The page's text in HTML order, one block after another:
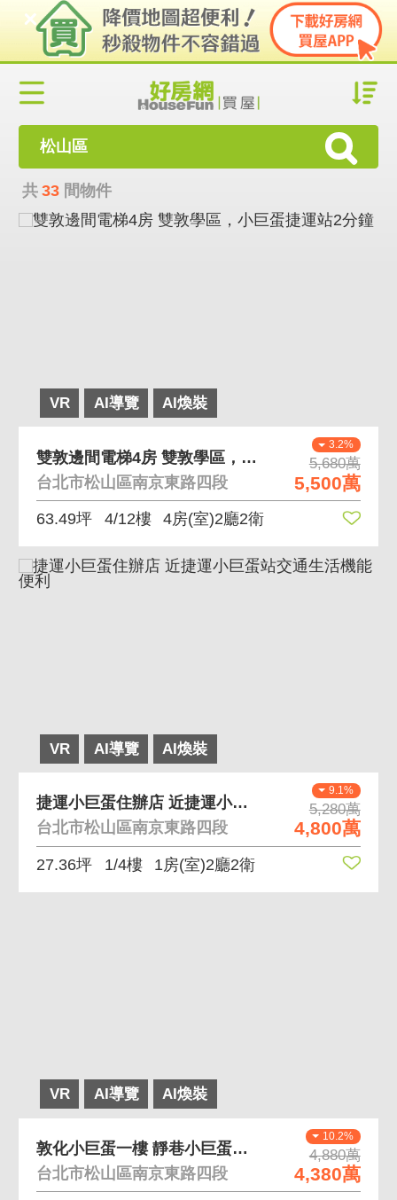
松山區
共 33 間物件
VR AI導覽 AI煥裝
3.2%
5,680萬
5,500萬
雙敦邊間電梯4房 雙敦學區，小巨蛋捷運站2分鐘
台北市松山區南京東路四段
63.49坪 4/12樓 4房(室)2廳2衛
VR AI導覽 AI煥裝
9.1%
5,280萬
4,800萬
捷運小巨蛋住辦店 近捷運小巨蛋站交通生活機能便利
台北市松山區南京東路四段
27.36坪 1/4樓 1房(室)2廳2衛
VR AI導覽 AI煥裝
10.2%
4,880萬
4,380萬
敦化小巨蛋一樓 靜巷小巨蛋捷運敦化介壽學區
台北市松山區南京東路四段